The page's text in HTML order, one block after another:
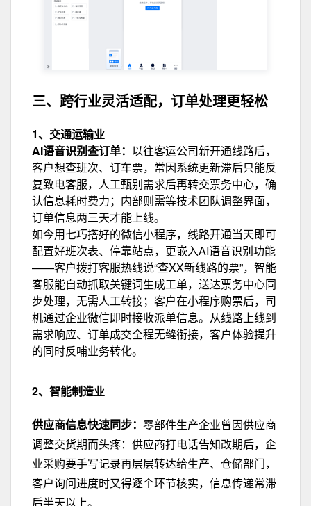
三、跨行业灵活适配， 订单处理更轻松
1、交通运输业
AI语音识别查订单： 以往客运公司新开通线路后，
客户想查班次、订车票，常因系统更新滞后只能反
复致电客服，人工甄别需求后再转交票务中心，确
认信息耗时费力；内部则需等技术团队调整界面，
订单信息两三天才能上线。
如今用七巧搭好的微信小程序，线路开通当天即可
配置好班次表、停靠站点，更嵌入AI语音识别功能
——客户拨打客服热线说“查XX新线路的票”，智能
客服能自动抓取关键词生成工单，送达票务中心同
步处理，无需人工转接；客户在小程序购票后，司
机通过企业微信即时接收派单信息。从线路上线到
需求响应、订单成交全程无缝衔接，客户体验提升
的同时反哺业务转化。
2、智能制造业
供应商信息快速同步： 零部件生产企业曾因供应商
调整交货期而头疼：供应商打电话告知改期后，企
业采购要手写记录再层层转达给生产、仓储部门，
客户询问进度时又得逐个环节核实，信息传递常滞
后半天以上。